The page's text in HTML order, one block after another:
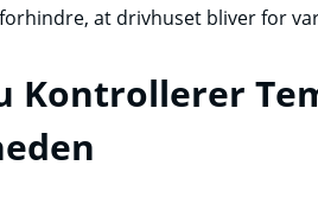
at drivhuset bliver for
Kontrollerer